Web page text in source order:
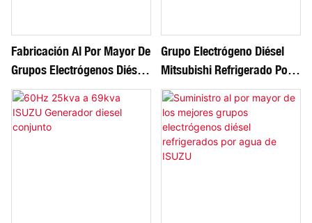
Fabricación Al Por Mayor De
Grupos Electrógenos Diésel
Doosan Refrigerados Por
Agua
Grupo Electrógeno Diésel
Mitsubishi Refrigerado Por
Agua E Insonorizado